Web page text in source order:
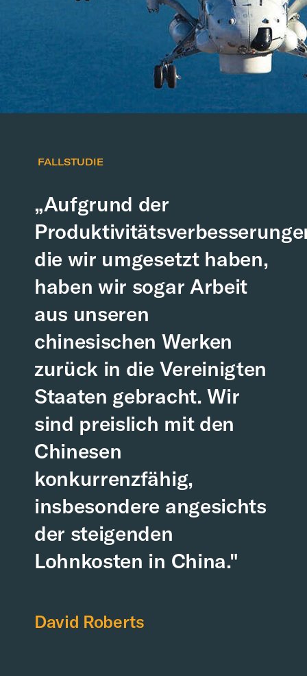
FALLSTUDIE
„Aufgrund der
die wir umgesetzt haben,
haben wir sogar Arbeit
aus unseren
chinesischen Werken
zurück in die Vereinigten
Staaten gebracht. Wir
sind preislich mit den
Chinesen
konkurrenzfähig,
insbesondere angesichts
der steigenden
Lohnkosten in China."
David Roberts